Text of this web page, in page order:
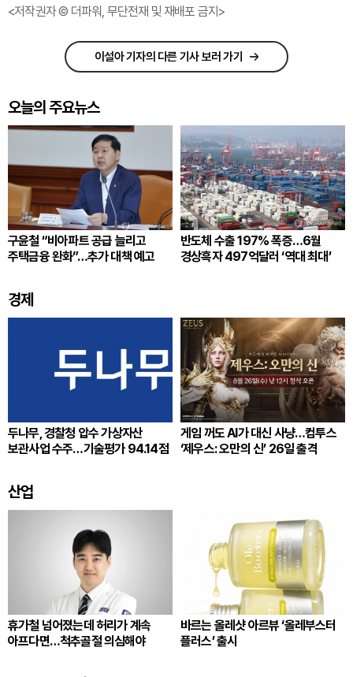
<저작권자 © 더파워, 무단전재 및 재배포 금지>
이설아 기자의 다른 기사 보러 가기
오늘의 주요뉴스
구윤철 “비아파트 공급 늘리고
주택금융 완화”…추가 대책 예고
반도체 수출 197% 폭증…6월
경상흑자 497억달러 ‘역대 최대’
경제
두나무, 경찰청 압수 가상자산
보관사업 수주…기술평가 94.14점
게임 꺼도 AI가 대신 사냥…컴투스
‘제우스: 오만의 신’ 26일 출격
산업
휴가철 넘어졌는데 허리가 계속
아프다면…척추골절 의심해야
바르는 올레샷 아르뷰 ‘올레부스터
플러스’ 출시